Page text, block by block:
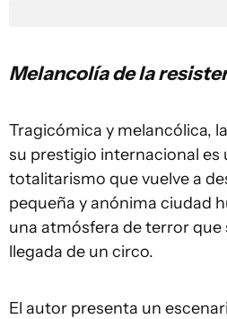
Melancolía de la
Tragicómica y melancólica,
su prestigio internacional es
totalitarismo que vuelve a
pequeña y anónima ciudad
una atmósfera de terror que
llegada de un circo.
El autor presenta un